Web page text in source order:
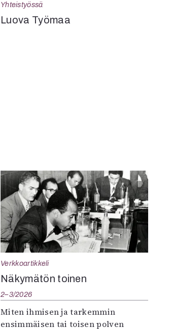
Yhteistyössä
Luova Työmaa
Verkkoartikkeli
Näkymätön toinen
2–3/2026
Miten ihmisen ja tarkemmin
ensimmäisen tai toisen polven